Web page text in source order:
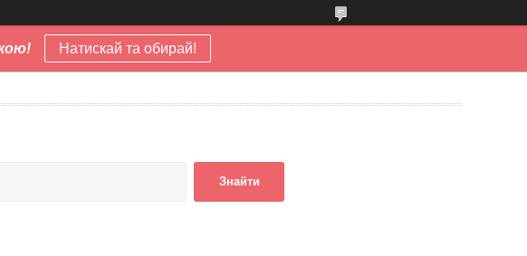
Натискай та обирай!
Знайти